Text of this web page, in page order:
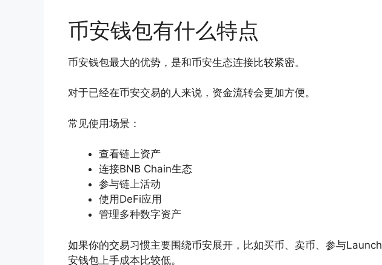
币安钱包有什么特点
币安钱包最大的优势，是和币安生态连接比较紧密。
对于已经在币安交易的人来说，资金流转会更加方便。
常见使用场景：
查看链上资产
连接BNB Chain生态
参与链上活动
使用DeFi应用
管理多种数字资产
如果你的交易习惯主要围绕币安展开，比如买币、卖币、参与
安钱包上手成本比较低。